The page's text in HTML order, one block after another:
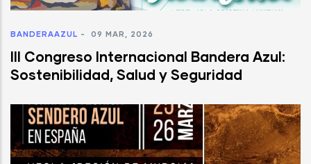
BANDERAAZUL - 09 MAR, 2026
III Congreso Internacional Bandera Azul:
Sostenibilidad, Salud y Seguridad